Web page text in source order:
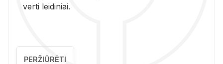
ver­ti lei­di­niai.
PERŽIŪRĖTI